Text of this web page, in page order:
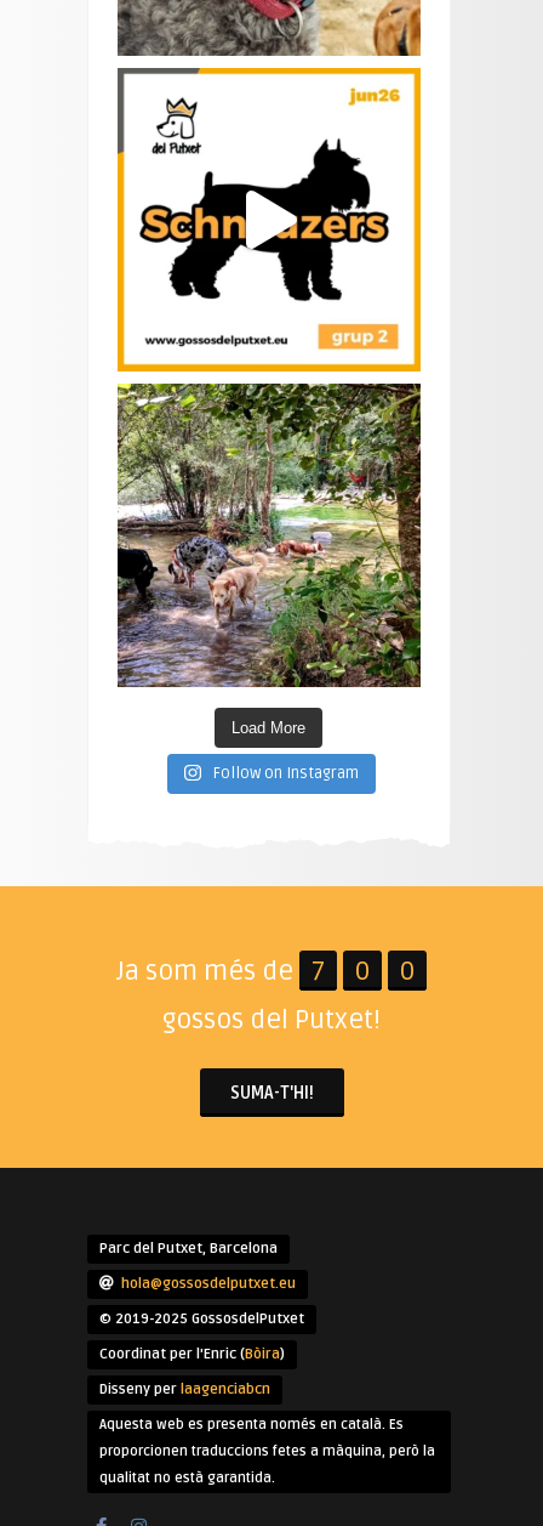
Load More
Follow on Instagram
Ja som més de 7 0
0
gossos del Putxet!
SUMA-T'HI!
Parc del Putxet, Barcelona
hola@gossosdelputxet.eu
© 2019-2025 GossosdelPutxet
Coordinat per l'Enric (Bòira)
Disseny per laagenciabcn
Aquesta web es presenta només en català. Es
proporcionen traduccions fetes a màquina, però la
qualitat no està garantida.